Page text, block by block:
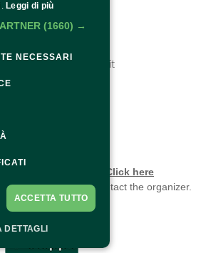
BI&BI Eventi
tel. 0521 313300
www.nelsegnodelgiglio.it
in purchasing tickets
Click here
and the event, contact the organizer.
Leggi di più
(1660) →
NECESSARI
ACCETTA TUTTO
DETTAGLI